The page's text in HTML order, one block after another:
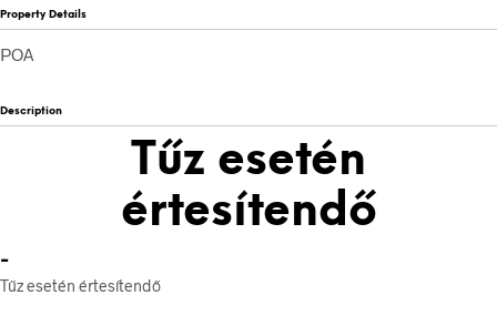
Property Details
POA
Description
Tűz esetén
értesítendő
-
Tűz esetén értesítendő